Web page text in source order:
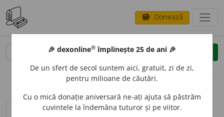
savings Donează
clear
opțiuni
definiții (1) pronunțievolume_up (5)
🎉 dexonline® împlinește 25 de ani 🎉
De un sfert de secol suntem aici, gratuit, zi de zi,
pentru milioane de căutări.
Cu o mică donație aniversară ne-ați ajuta să păstrăm
cuvintele la îndemâna tuturor și pe viitor.